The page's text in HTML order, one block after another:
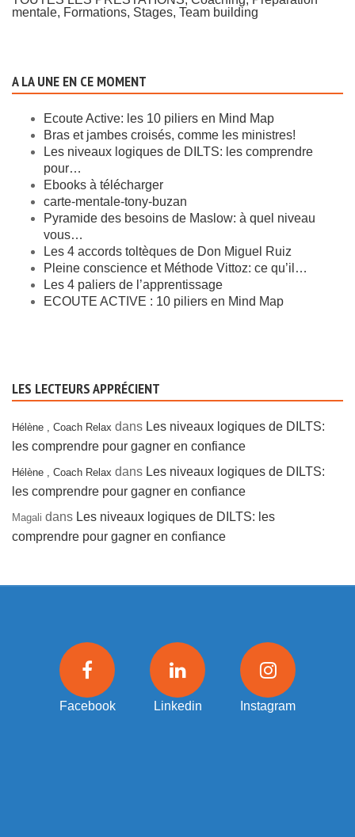
mentale, Formations, Stages, Team building
A LA UNE EN CE MOMENT
Ecoute Active: les 10 piliers en Mind Map
Bras et jambes croisés, comme les ministres!
Les niveaux logiques de DILTS: les comprendre
pour…
Ebooks à télécharger
carte-mentale-tony-buzan
Pyramide des besoins de Maslow: à quel niveau
vous…
Les 4 accords toltèques de Don Miguel Ruiz
Pleine conscience et Méthode Vittoz: ce qu’il…
Les 4 paliers de l’apprentissage
ECOUTE ACTIVE : 10 piliers en Mind Map
LES LECTEURS APPRÉCIENT
Hélène , Coach Relax dans Les niveaux logiques de DILTS:
les comprendre pour gagner en confiance
Hélène , Coach Relax dans Les niveaux logiques de DILTS:
les comprendre pour gagner en confiance
Magali dans Les niveaux logiques de DILTS: les
comprendre pour gagner en confiance
Facebook Linkedin Instagram